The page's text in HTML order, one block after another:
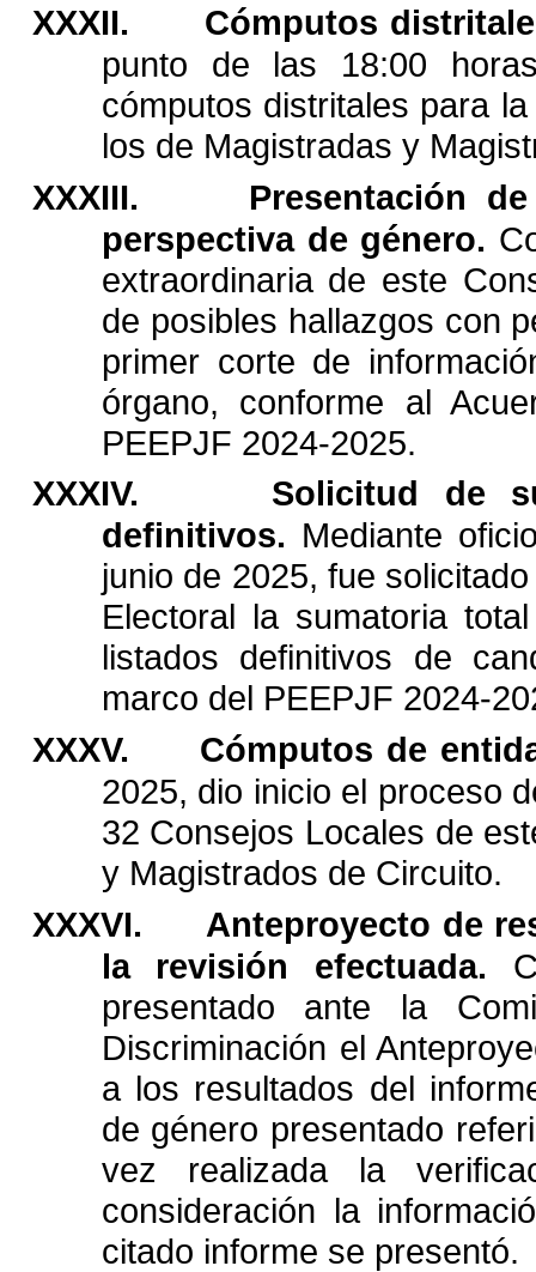
XXXII.
Cómputos
punto
de las 18:00
cómputos distritales para la
los de Magistradas y
XXXIII.
Presentación
de
perspectiva de género.
extraordinaria de este
de posibles hallazgos con
primer corte de
órgano,
conforme al
PEEPJF 2024-2025.
XXXIV.
Solicitud de
definitivos. Mediante
junio de 2025, fue solicitado
Electoral la sumatoria total
listados definitivos de
marco del PEEPJF 2024-
XXXV.
Cómputos de
2025, dio inicio el proceso
32 Consejos Locales de
y Magistrados de Circuito.
XXXVI.
Anteproyecto de
la
revisión efectuada.
presentado
ante la
Discriminación el
a los resultados del
de género presentado
vez
realizada la
consideración la
citado informe se presentó.